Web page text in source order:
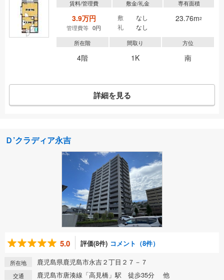
賃料/管理費
3.9万円
管理費等 0円
敷金/礼金
敷
なし
礼
なし
専有面積
23.76m2
所在階
4階
間取り
1K
方位
南
詳細を見る
Ｄ’クラディア永吉
5.0 評価(8件) コメント（8件）
所在地 鹿児島県鹿児島市永吉２丁目２７－７
交通 鹿児島市唐湊線「高見橋」駅 徒歩35分 他